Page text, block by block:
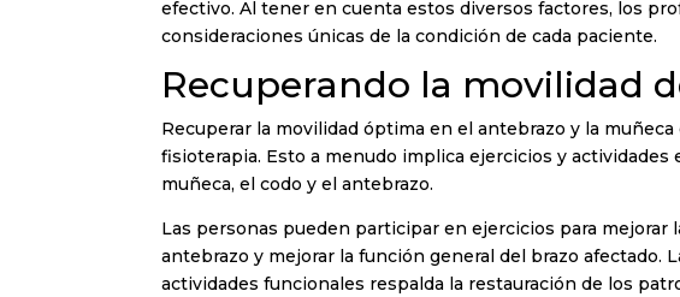
efectivo. Al tener en cuenta estos diversos factores, los
consideraciones únicas de la condición de cada paciente.
Recuperando la movilidad
Recuperar la movilidad óptima en el antebrazo y la
fisioterapia. Esto a menudo implica ejercicios y
muñeca, el codo y el antebrazo.
Las personas pueden participar en ejercicios para
antebrazo y mejorar la función general del brazo afectado.
actividades funcionales respalda la restauración de los